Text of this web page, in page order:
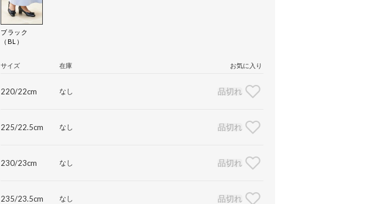
ブラック
（BL）
サイズ 在庫 お気に入り
220/22cm なし 品切れ
225/22.5cm なし 品切れ
230/23cm なし 品切れ
235/23.5cm なし 品切れ